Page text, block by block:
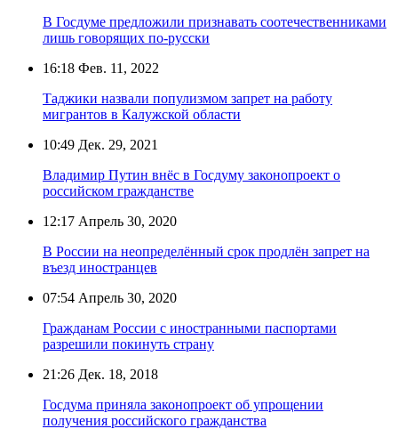
В Госдуме предложили признавать соотечественниками
лишь говорящих по-русски
16:18 Фев. 11, 2022
Таджики назвали популизмом запрет на работу
мигрантов в Калужской области
10:49 Дек. 29, 2021
Владимир Путин внёс в Госдуму законопроект о
российском гражданстве
12:17 Апрель 30, 2020
В России на неопределённый срок продлён запрет на
въезд иностранцев
07:54 Апрель 30, 2020
Гражданам России с иностранными паспортами
разрешили покинуть страну
21:26 Дек. 18, 2018
Госдума приняла законопроект об упрощении
получения российского гражданства